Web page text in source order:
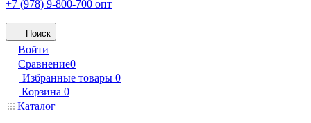
+7 (978) 9-800-700 опт
Поиск
Войти
Сравнение0
Избранные товары 0
Корзина 0
Каталог